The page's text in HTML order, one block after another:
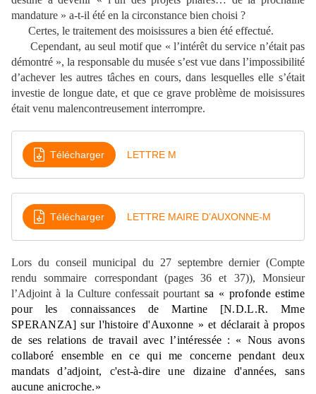
mandature » a-t-il été en la circonstance bien choisi ?
Certes, le traitement des moisissures a bien été effectué.
Cependant, au seul motif que « l’intérêt du service n’était pas
démontré », la responsable du musée s’est vue dans l’impossibilité
d’achever les autres tâches en cours, dans lesquelles elle s’était
investie de longue date, et que ce grave problème de moisissures
était venu malencontreusement interrompre.
Télécharger LETTRE M
Télécharger LETTRE MAIRE D’AUXONNE-M
Lors du conseil municipal du 27 septembre dernier (Compte
rendu sommaire correspondant (pages 36 et 37)), Monsieur
l’Adjoint à la Culture confessait pourtant sa « profonde estime
pour les connaissances de Martine [N.D.L.R. Mme
SPERANZA] sur l'histoire d'Auxonne » et déclarait à propos
de ses relations de travail avec l’intéressée : « Nous avons
collaboré ensemble en ce qui me concerne pendant deux
mandats d’adjoint, c'est-à-dire une dizaine d'années, sans
aucune anicroche.»